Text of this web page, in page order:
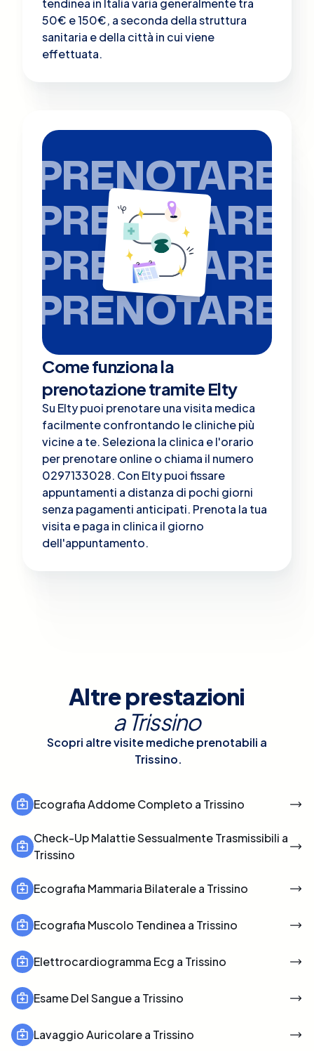
50€ e 150€, a seconda della struttura
sanitaria e della città in cui viene
effettuata.
PRENOTARE
PRENOTARE
PRENOTARE
PRENOTARE
Come funziona la
prenotazione tramite Elty
Su Elty puoi prenotare una visita medica
facilmente confrontando le cliniche più
vicine a te. Seleziona la clinica e l'orario
per prenotare online o chiama il numero
0297133028. Con Elty puoi fissare
appuntamenti a distanza di pochi giorni
senza pagamenti anticipati. Prenota la tua
visita e paga in clinica il giorno
dell'appuntamento.
Altre prestazioni
a Trissino
Scopri altre visite mediche prenotabili a
Trissino.
Ecografia Addome Completo a Trissino
Check-Up Malattie Sessualmente Trasmissibili a
Trissino
Ecografia Mammaria Bilaterale a Trissino
Ecografia Muscolo Tendinea a Trissino
Elettrocardiogramma Ecg a Trissino
Esame Del Sangue a Trissino
Lavaggio Auricolare a Trissino